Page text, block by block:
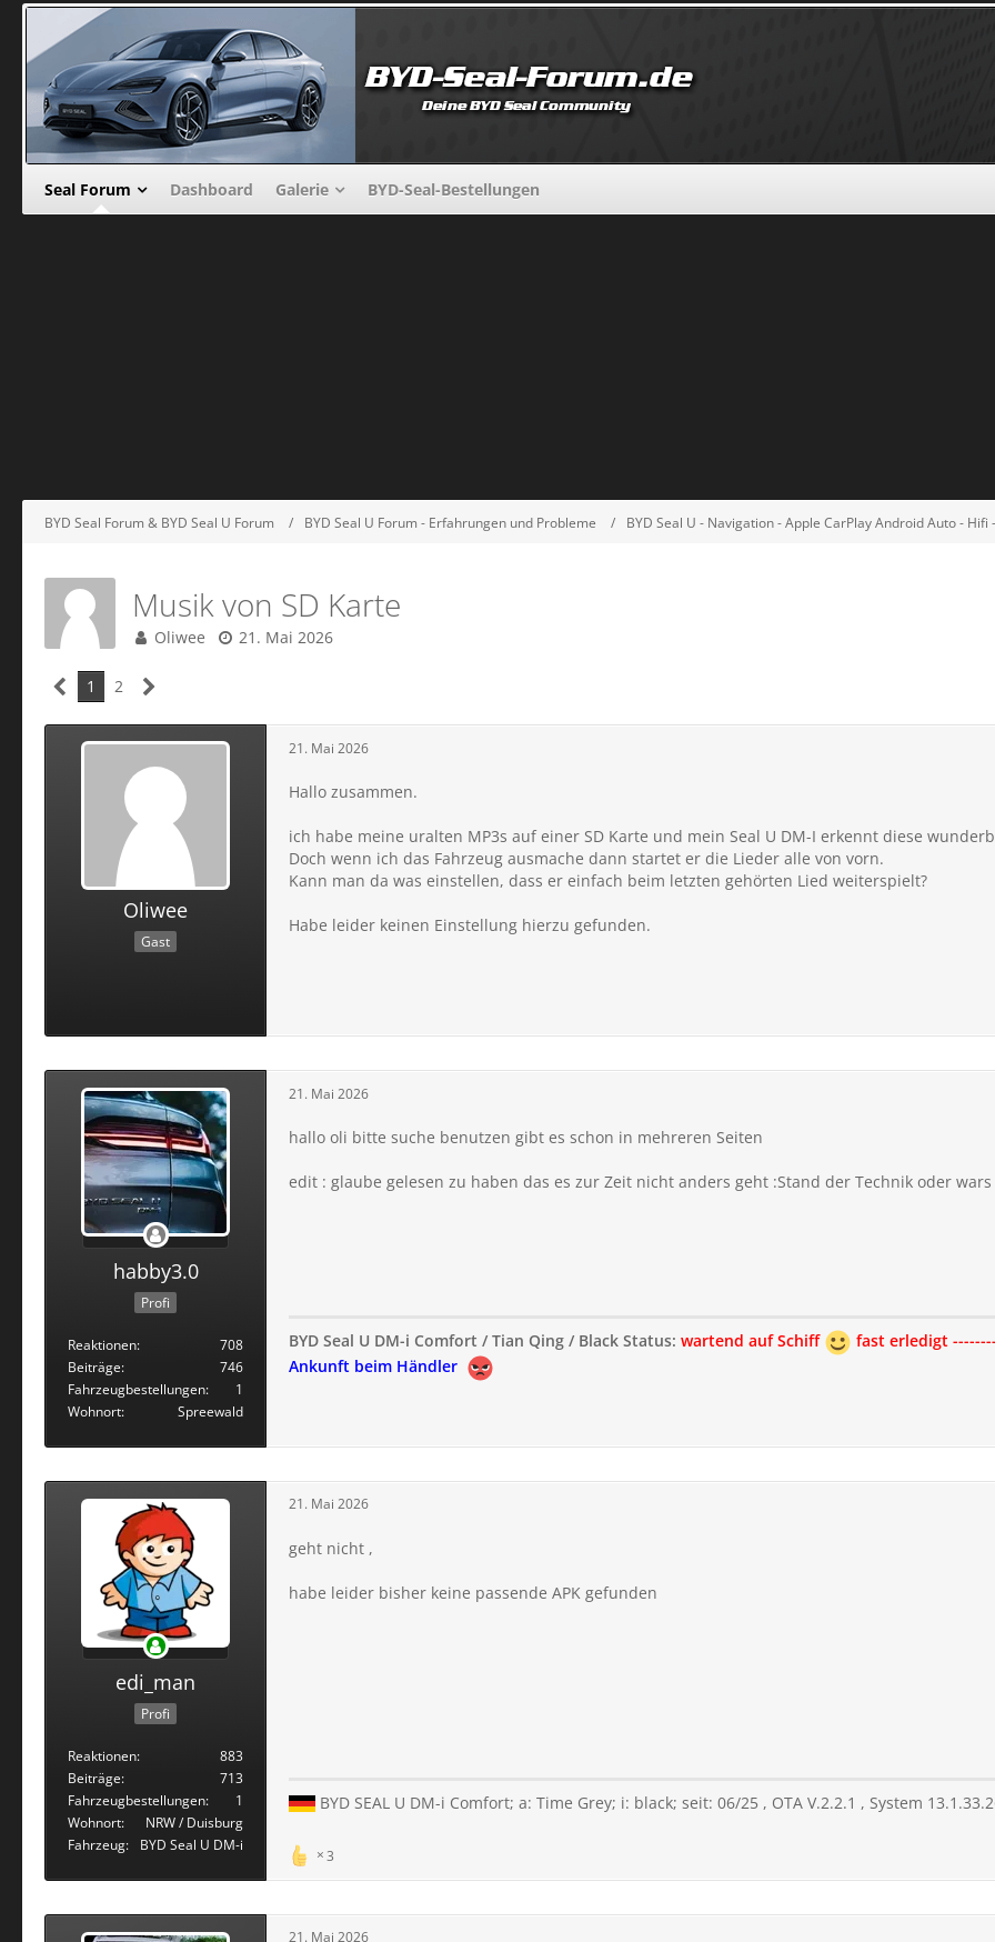
Seal Forum Dashboard Galerie BYD-Seal-Bestellungen
BYD Seal Forum & BYD Seal U Forum BYD Seal U Forum - Erfahrungen und Probleme BYD Seal U - Navigation - Apple CarPlay Android Auto - Hifi
Musik von SD Karte
Oliwee 21. Mai 2026
1 2
Oliwee
Gast
21. Mai 2026
Hallo zusammen.
ich habe meine uralten MP3s auf einer SD Karte und mein Seal U DM-I erkennt diese
Doch wenn ich das Fahrzeug ausmache dann startet er die Lieder alle von vorn.
Kann man da was einstellen, dass er einfach beim letzten gehörten Lied weiterspielt?
Habe leider keinen Einstellung hierzu gefunden.
habby3.0
Profi
Reaktionen
708
Beiträge
746
Fahrzeugbestellungen
1
Wohnort
Spreewald
21. Mai 2026
hallo oli bitte suche benutzen gibt es schon in mehreren Seiten
edit : glaube gelesen zu haben das es zur Zeit nicht anders geht :Stand der Technik oder
BYD Seal U DM-i Comfort / Tian Qing / Black Status: wartend auf Schiff
fast erledigt
Ankunft beim Händler
edi_man
Profi
Reaktionen
883
Beiträge
713
Fahrzeugbestellungen
1
Wohnort
NRW / Duisburg
Fahrzeug
BYD Seal U DM-i
21. Mai 2026
geht nicht ,
habe leider bisher keine passende APK gefunden
BYD SEAL U DM-i Comfort; a: Time Grey; i: black; seit: 06/25 , OTA V.2.2.1 , System
3
21. Mai 2026